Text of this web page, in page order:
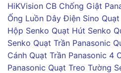
HiKVision CB Chống Giật
Ống Luồn Dây Điện Sino
Hộp Senko Quạt Hút Senko
Senko Quạt Trần Panasonic
Cánh Quạt Trần Panasonic 4
Panasonic Quạt Treo Tường